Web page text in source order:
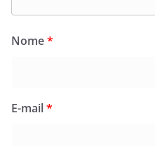
Nome*
E-mail*